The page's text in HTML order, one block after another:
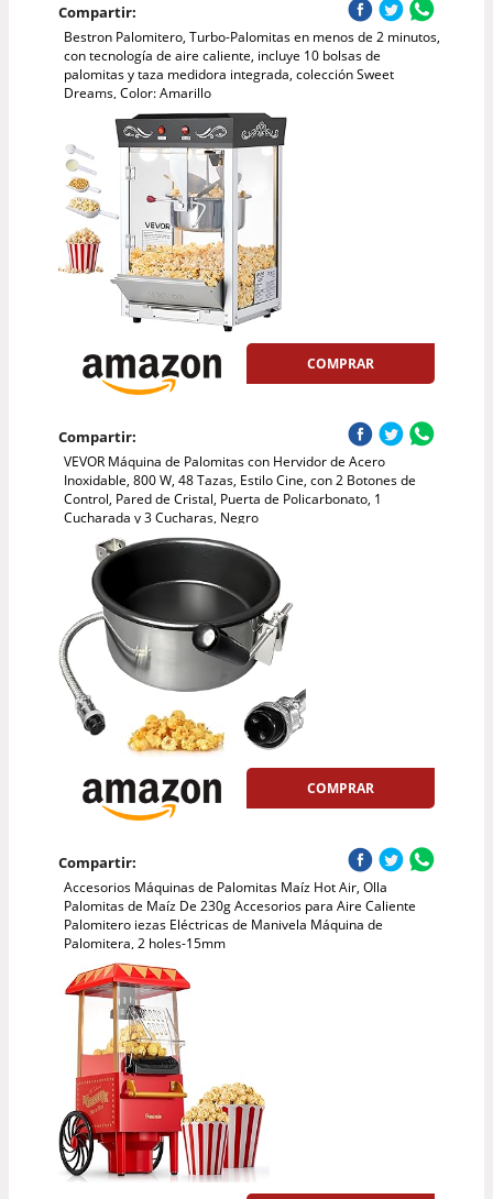
Compartir:
Bestron Palomitero, Turbo-Palomitas en menos de 2 minutos,
con tecnología de aire caliente, incluye 10 bolsas de
palomitas y taza medidora integrada, colección Sweet
Dreams, Color: Amarillo
COMPRAR
Compartir:
VEVOR Máquina de Palomitas con Hervidor de Acero
Inoxidable, 800 W, 48 Tazas, Estilo Cine, con 2 Botones de
Control, Pared de Cristal, Puerta de Policarbonato, 1
Cucharada y 3 Cucharas, Negro
COMPRAR
Compartir:
Accesorios Máquinas de Palomitas Maíz Hot Air, Olla
Palomitas de Maíz De 230g Accesorios para Aire Caliente
Palomitero iezas Eléctricas de Manivela Máquina de
Palomitera, 2 holes-15mm